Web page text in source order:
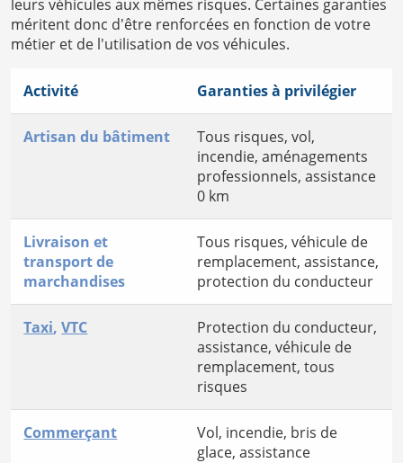
leurs véhicules aux mêmes risques. Certaines garanties
méritent donc d'être renforcées en fonction de votre
métier et de l'utilisation de vos véhicules.
Activité Garanties à privilégier
Artisan du bâtiment
Tous risques, vol,
incendie, aménagements
professionnels, assistance
0 km
Livraison et
transport de
marchandises
Tous risques, véhicule de
remplacement, assistance,
protection du conducteur
Taxi,VTC
Protection du conducteur,
assistance, véhicule de
remplacement, tous
risques
Commerçant
Vol, incendie, bris de
glace, assistance